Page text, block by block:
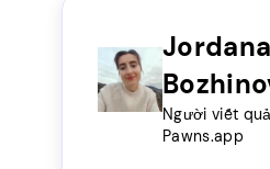
Jordana
Người viết
Pawns.app